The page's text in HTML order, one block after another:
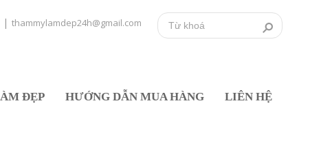
| thammylamdep24h@gmail.com
ĐẸP HƯỚNG DẪN MUA HÀNG LIÊN HỆ